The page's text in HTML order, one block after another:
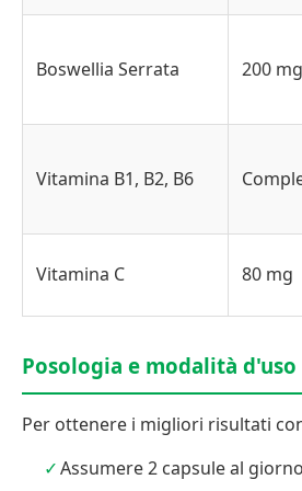
Boswellia Serrata 200 mg
Vitamina B1, B2, B6
Vitamina C 80 mg
Posologia e modalità d'uso
Per ottenere i migliori risultati
Assumere 2 capsule al giorno